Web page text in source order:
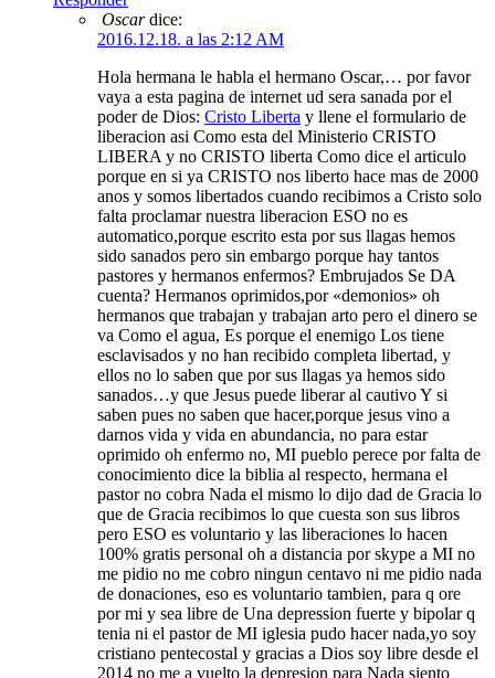
Oscar dice:
2016.12.18. a las 2:12 AM
Hola hermana le habla el hermano Oscar,… por favor
vaya a esta pagina de internet ud sera sanada por el
poder de Dios: Cristo Liberta y llene el formulario de
liberacion asi Como esta del Ministerio CRISTO
LIBERA y no CRISTO liberta Como dice el articulo
porque en si ya CRISTO nos liberto hace mas de 2000
anos y somos libertados cuando recibimos a Cristo solo
falta proclamar nuestra liberacion ESO no es
automatico,porque escrito esta por sus llagas hemos
sido sanados pero sin embargo porque hay tantos
pastores y hermanos enfermos? Embrujados Se DA
cuenta? Hermanos oprimidos,por «demonios» oh
hermanos que trabajan y trabajan arto pero el dinero se
va Como el agua, Es porque el enemigo Los tiene
esclavisados y no han recibido completa libertad, y
ellos no lo saben que por sus llagas ya hemos sido
sanados…y que Jesus puede liberar al cautivo Y si
saben pues no saben que hacer,porque jesus vino a
darnos vida y vida en abundancia, no para estar
oprimido oh enfermo no, MI pueblo perece por falta de
conocimiento dice la biblia al respecto, hermana el
pastor no cobra Nada el mismo lo dijo dad de Gracia lo
que de Gracia recibimos lo que cuesta son sus libros
pero ESO es voluntario y las liberaciones lo hacen
100% gratis personal oh a distancia por skype a MI no
me pidio no me cobro ningun centavo ni me pidio nada
de donaciones, eso es voluntario tambien, para q ore
por mi y sea libre de Una depression fuerte y bipolar q
tenia ni el pastor de MI iglesia pudo hacer nada,yo soy
cristiano pentecostal y gracias a Dios soy libre desde el
2014 no me a vuelto la depresion para Nada siento